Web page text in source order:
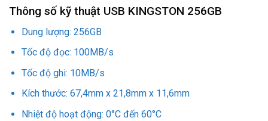
Thông số kỹ thuật USB KINGSTON 256GB
Dung lượng: 256GB
Tốc độ đọc: 100MB/s
Tốc độ ghi: 10MB/s
Kích thước: 67,4mm x 21,8mm x 11,6mm
Nhiệt độ hoạt động: 0°C đến 60°C